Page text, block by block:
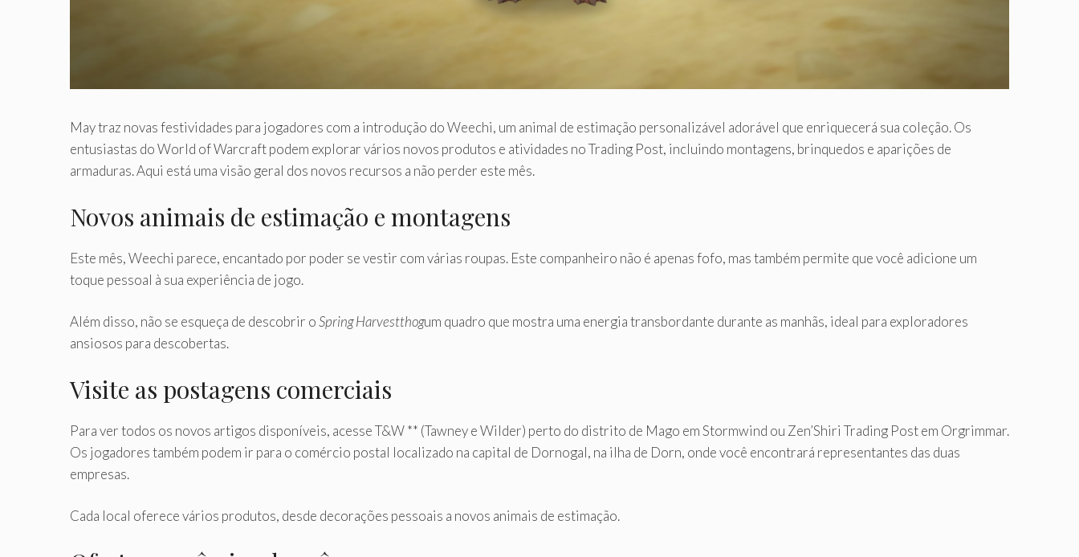
May traz novas festividades para jogadores com a introdução do Weechi, um animal de estimação personalizável adorável que enriquecerá sua coleção. Os
entusiastas do World of Warcraft podem explorar vários novos produtos e atividades no Trading Post, incluindo montagens, brinquedos e aparições de
armaduras. Aqui está uma visão geral dos novos recursos a não perder este mês.
Novos animais de estimação e montagens
Este mês, Weechi parece, encantado por poder se vestir com várias roupas. Este companheiro não é apenas fofo, mas também permite que você adicione um
toque pessoal à sua experiência de jogo.
Além disso, não se esqueça de descobrir oSpring Harvestthogum quadro que mostra uma energia transbordante durante as manhãs, ideal para exploradores
ansiosos para descobertas.
Visite as postagens comerciais
Para ver todos os novos artigos disponíveis, acesse T&W ** (Tawney e Wilder) perto do distrito de Mago em Stormwind ou Zen’Shiri Trading Post em Orgrimmar.
Os jogadores também podem ir para o comércio postal localizado na capital de Dornogal, na ilha de Dorn, onde você encontrará representantes das duas
empresas.
Cada local oferece vários produtos, desde decorações pessoais a novos animais de estimação.